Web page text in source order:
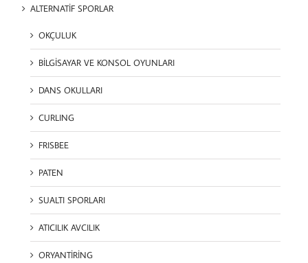
ALTERNATİF SPORLAR
OKÇULUK
BİLGİSAYAR VE KONSOL OYUNLARI
DANS OKULLARI
CURLING
FRISBEE
PATEN
SUALTI SPORLARI
ATICILIK AVCILIK
ORYANTİRİNG